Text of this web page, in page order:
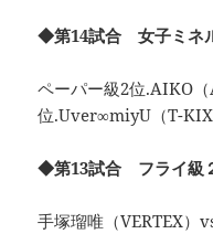
◆第14試合 女子ミネ
ペーパー級2位.AIKO
位.Uver∞miyU（T-KIX
◆第13試合 フライ級
手塚瑠唯（VERTEX）